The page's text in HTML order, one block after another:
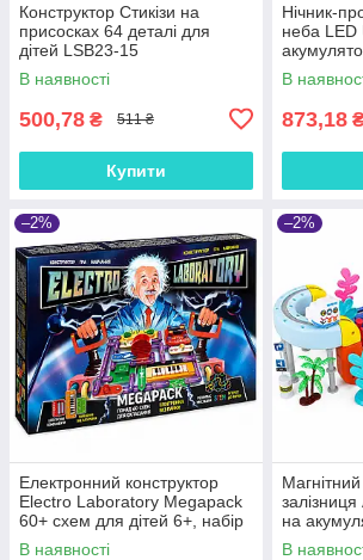
Конструктор Стикізи на
присосках 64 деталі для
дітей LSB23-15
В наявності
500,78 ₴ 511 ₴
Купити
Нічник-
неба LED
кольорів
В
873,18
–2%
Електронний конструктор
Electro Laboratory Megapack
60+ схем для дітей 6+, набір
юного електроніка
В наявності
–2%
на
деталей
В